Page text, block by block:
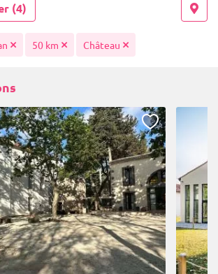
(4)
50 km Château